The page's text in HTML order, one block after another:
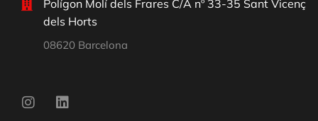
Polígon Molí dels Frares C/A nº 33-35 Sant Vicenç
dels Horts
08620 Barcelona